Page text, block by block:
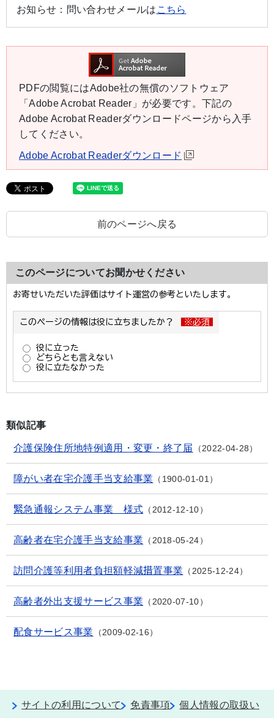
お知らせ： 問い合わせメールは こちら
PDFの閲覧にはAdobe社の無償のソフトウェア
「Adobe Acrobat Reader」が必要です。下記の
Adobe Acrobat Readerダウンロードページから入手
してください。
Adobe Acrobat Readerダウンロード
前のページへ戻る
このページについてお聞かせください
類似記事
介護保険住所地特例適用・変更・終了届 2022-04-28
障がい者在宅介護手当支給事業 1900-01-01
緊急通報システム事業 様式 2012-12-10
高齢者在宅介護手当支給事業 2018-05-24
訪問介護等利用者負担額軽減措置事業 2025-12-24
高齢者外出支援サービス事業 2020-07-10
配食サービス事業 2009-02-16
サイトの利用について 免責事項 個人情報の取扱い